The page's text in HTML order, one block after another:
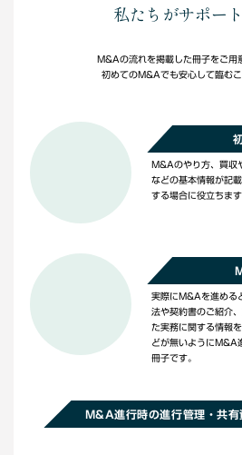
私たちがサポー
M&Aの流れを掲載した冊子をご用
初めてのM&Aでも安心して臨むこ
M&Aのやり方、買収
などの基本情報が記
する場合に役立ちます
実際にM&Aを進める
法や契約書のご紹介
た実務に関する情報
どが無いようにM&A
冊子です。
M&A進行時の進行管理・共有